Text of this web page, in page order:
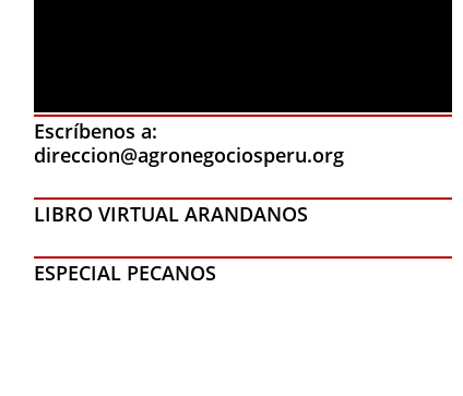
Escríbenos a:
direccion@agronegociosperu.org
LIBRO VIRTUAL ARANDANOS
ESPECIAL PECANOS